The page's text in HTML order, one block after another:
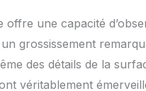
une capacité
grossissement
des détails de la
véritablement